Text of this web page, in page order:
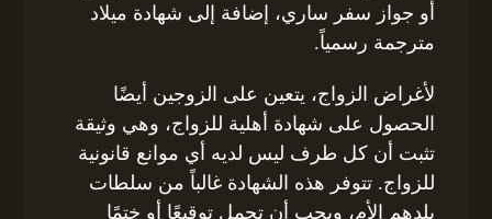
أو جواز سفر ساري، إضافة إلى شهادة ميلاد
مترجمة رسمياً.
لأغراض الزواج، يتعين على الزوجين أيضًا
الحصول على شهادة أهلية للزواج، وهي وثيقة
تثبت أن كل طرف ليس لديه أي موانع قانونية
للزواج. تتوفر هذه الشهادة غالباً من سلطات
بلدهم الأم، ويجب أن تحمل توقيعًا أو ختمًا